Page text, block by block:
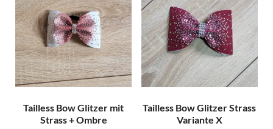
Tailless Bow Glitzer mit
Strass + Ombre
Tailless Bow Glitzer Strass
Variante X